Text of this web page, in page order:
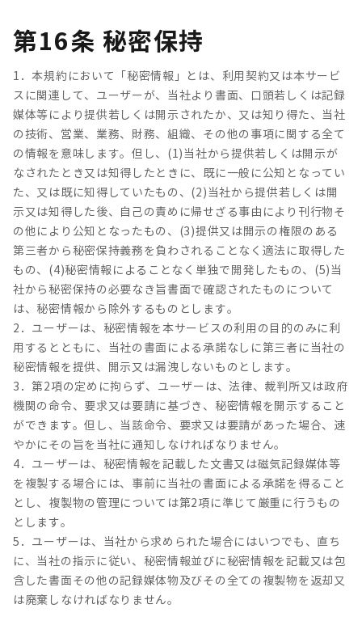
1．本規約において「秘密情報」とは、利用契約又は本サービ
スに関連して、ユーザーが、当社より書面、口頭若しくは記録
媒体等により提供若しくは開示されたか、又は知り得た、当社
の技術、営業、業務、財務、組織、その他の事項に関する全て
の情報を意味します。但し、(1)当社から提供若しくは開示が
なされたとき又は知得したときに、既に一般に公知となってい
た、又は既に知得していたもの、(2)当社から提供若しくは開
示又は知得した後、自己の責めに帰せざる事由により刊行物そ
の他により公知となったもの、(3)提供又は開示の権限のある
第三者から秘密保持義務を負わされることなく適法に取得した
もの、(4)秘密情報によることなく単独で開発したもの、(5)当
社から秘密保持の必要なき旨書面で確認されたものについて
は、秘密情報から除外するものとします。
2．ユーザーは、秘密情報を本サービスの利用の目的のみに利
用するとともに、当社の書面による承諾なしに第三者に当社の
秘密情報を提供、開示又は漏洩しないものとします。
3．第2項の定めに拘らず、ユーザーは、法律、裁判所又は政府
機関の命令、要求又は要請に基づき、秘密情報を開示すること
ができます。但し、当該命令、要求又は要請があった場合、速
やかにその旨を当社に通知しなければなりません。
4．ユーザーは、秘密情報を記載した文書又は磁気記録媒体等
を複製する場合には、事前に当社の書面による承諾を得ること
とし、複製物の管理については第2項に準じて厳重に行うもの
とします。
5．ユーザーは、当社から求められた場合にはいつでも、直ち
に、当社の指示に従い、秘密情報並びに秘密情報を記載又は包
含した書面その他の記録媒体物及びその全ての複製物を返却又
は廃棄しなければなりません。
第16条 秘密保持